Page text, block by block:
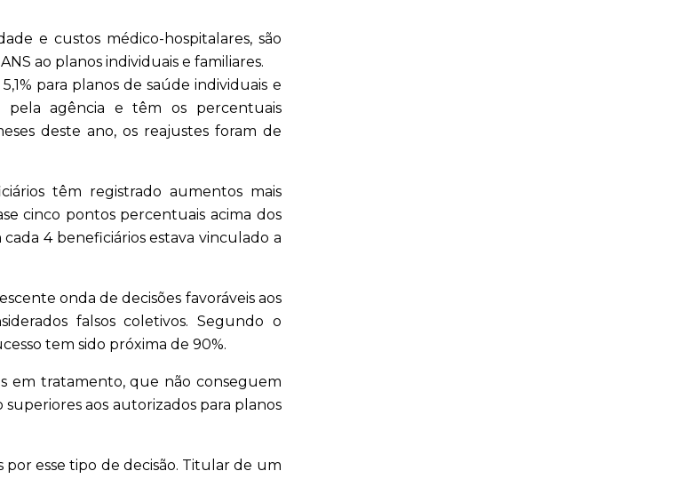
e custos médico-hospitalares, são
ao planos individuais e familiares.
para planos de saúde individuais e
pela agência e têm os percentuais
deste ano, os reajustes foram de
têm registrado aumentos mais
cinco pontos percentuais acima dos
4 beneficiários estava vinculado a
onda de decisões favoráveis aos
falsos coletivos. Segundo o
tem sido próxima de 90%.
em tratamento, que não conseguem
aos autorizados para planos
por esse tipo de decisão. Titular de um